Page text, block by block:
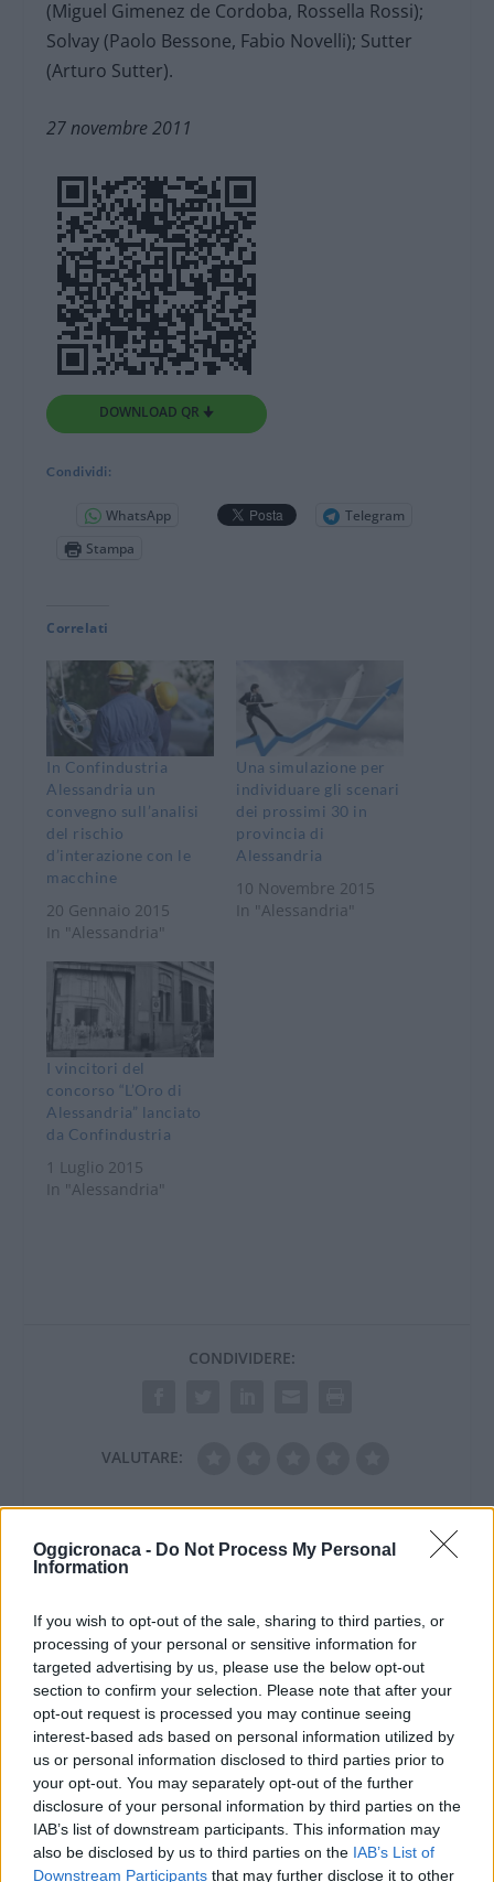
Oggicronaca - Do Not Process My Personal
Information
If you wish to opt-out of the sale, sharing to third parties, or
processing of your personal or sensitive information for
targeted advertising by us, please use the below opt-out
section to confirm your selection. Please note that after your
opt-out request is processed you may continue seeing
interest-based ads based on personal information utilized by
us or personal information disclosed to third parties prior to
your opt-out. You may separately opt-out of the further
disclosure of your personal information by third parties on the
IAB’s list of downstream participants. This information may
also be disclosed by us to third parties on the IAB’s List of
Downstream Participants that may further disclose it to other
(Miguel Gimenez de Cordoba, Rossella Rossi);
Solvay (Paolo Bessone, Fabio Novelli); Sutter
(Arturo Sutter).
27 novembre 2011
DOWNLOAD QR 🠋
Condividi:
WhatsApp
Telegram
Stampa
Correlati
In Confindustria
Alessandria un
convegno sull’analisi
del rischio
d’interazione con le
macchine
20 Gennaio 2015
In "Alessandria"
Una simulazione per
individuare gli scenari
dei prossimi 30 in
provincia di
Alessandria
10 Novembre 2015
In "Alessandria"
I vincitori del
concorso “L’Oro di
Alessandria” lanciato
da Confindustria
1 Luglio 2015
In "Alessandria"
CONDIVIDERE:
VALUTARE: